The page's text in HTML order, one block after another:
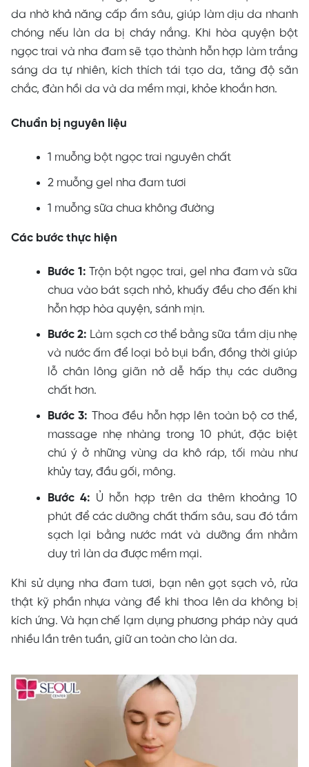
da nhờ khả năng cấp ẩm sâu, giúp làm dịu da nhanh
chóng nếu làn da bị cháy nắng. Khi hòa quyện bột
ngọc trai và nha đam sẽ tạo thành hỗn hợp làm trắng
sáng da tự nhiên, kích thích tái tạo da, tăng độ săn
chắc, đàn hồi da và da mềm mại, khỏe khoắn hơn.
Chuẩn bị nguyên liệu
1 muỗng bột ngọc trai nguyên chất
2 muỗng gel nha đam tươi
1 muỗng sữa chua không đường
Các bước thực hiện
Bước 1: Trộn bột ngọc trai, gel nha đam và sữa
chua vào bát sạch nhỏ, khuấy đều cho đến khi
hỗn hợp hòa quyện, sánh mịn.
Bước 2: Làm sạch cơ thể bằng sữa tắm dịu nhẹ
và nước ấm để loại bỏ bụi bẩn, đồng thời giúp
lỗ chân lông giãn nở dễ hấp thụ các dưỡng
chất hơn.
Bước 3: Thoa đều hỗn hợp lên toàn bộ cơ thể,
massage nhẹ nhàng trong 10 phút, đặc biệt
chú ý ở những vùng da khô ráp, tối màu như
khủy tay, đầu gối, mông.
Bước 4: Ủ hỗn hợp trên da thêm khoảng 10
phút để các dưỡng chất thấm sâu, sau đó tắm
sạch lại bằng nước mát và dưỡng ẩm nhằm
duy trì làn da được mềm mại.
Khi sử dụng nha đam tươi, bạn nên gọt sạch vỏ, rửa
thật kỹ phần nhựa vàng để khi thoa lên da không bị
kích ứng. Và hạn chế lạm dụng phương pháp này quá
nhiều lần trên tuần, giữan toàn cho làn da.